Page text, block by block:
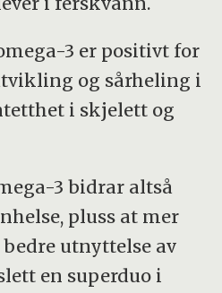
3 er positivt for
og sårheling i
i skjelett og
3 bidrar altså
pluss at mer
utnyttelse av
en superduo i